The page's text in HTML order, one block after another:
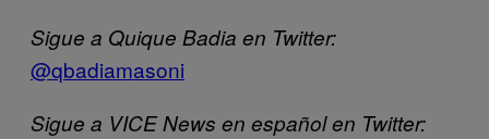
Sigue a Quique Badia en Twitter:
@qbadiamasoni
Sigue a VICE News en español en Twitter: